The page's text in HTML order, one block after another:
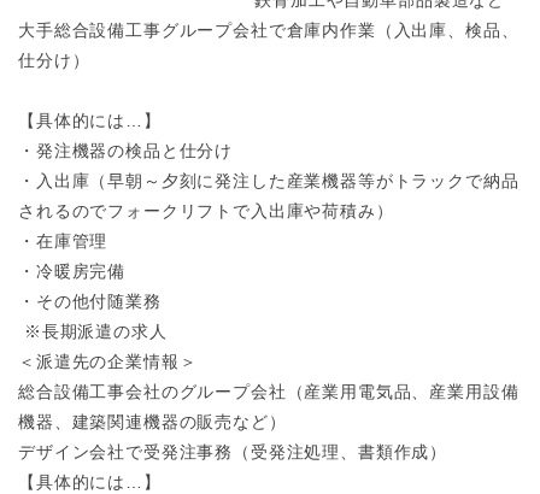
大手総合設備工事グループ会社で倉庫内作業（入出庫、検品、
仕分け）
【具体的には…】
・発注機器の検品と仕分け
・入出庫（早朝～夕刻に発注した産業機器等がトラックで納品
されるのでフォークリフトで入出庫や荷積み）
・在庫管理
・冷暖房完備
・その他付随業務
※長期派遣の求人
＜派遣先の企業情報＞
総合設備工事会社のグループ会社（産業用電気品、産業用設備
機器、建築関連機器の販売など）
デザイン会社で受発注事務（受発注処理、書類作成）
【具体的には…】